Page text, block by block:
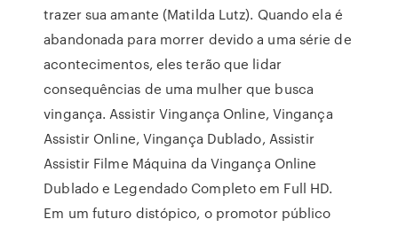
trazer sua amante (Matilda Lutz). Quando ela é
abandonada para morrer devido a uma série de
acontecimentos, eles terão que lidar
consequências de uma mulher que busca
vingança. Assistir Vingança Online, Vingança
Assistir Online, Vingança Dublado, Assistir
Assistir Filme Máquina da Vingança Online
Dublado e Legendado Completo em Full HD.
Em um futuro distópico, o promotor público